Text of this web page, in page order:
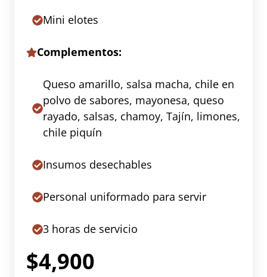
Mini elotes
Complementos:
Queso amarillo, salsa macha, chile en
polvo de sabores, mayonesa, queso
rayado, salsas, chamoy, Tajín, limones,
chile piquín
Insumos desechables
Personal uniformado para servir
3 horas de servicio
$4,900